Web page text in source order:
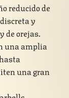
reducido de
y
de orejas.
una amplia
una gran